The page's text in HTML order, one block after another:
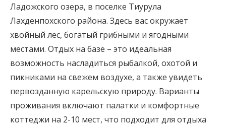
Ладожского озера, в поселке Тиурула
Лахденпохского района. Здесь вас окружает
хвойный лес, богатый грибными и ягодными
местами. Отдых на базе – это идеальная
возможность насладиться рыбалкой, охотой и
пикниками на свежем воздухе, а также увидеть
первозданную карельскую природу. Варианты
проживания включают палатки и комфортные
коттеджи на 2-10 мест, что подходит для отдыха